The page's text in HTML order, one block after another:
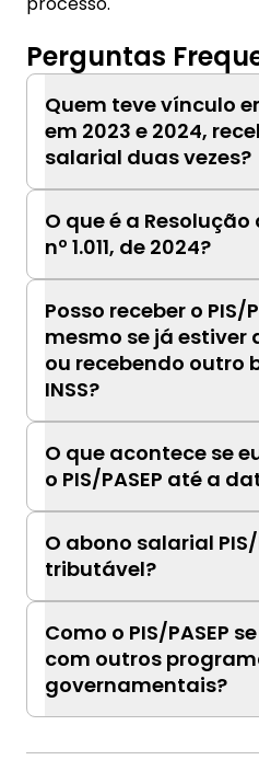
Perguntas
Quem teve vínculo
em 2023 e 2024,
salarial duas vezes?
O que é a Resolução
nº 1.011, de 2024?
Posso receber o PIS/
mesmo se já estiver
ou recebendo outro
INSS?
O que acontece se
o PIS/PASEP até a
O abono salarial PIS/
tributável?
Como o PIS/PASEP
com outros
governamentais?